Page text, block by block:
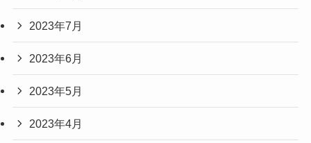
2023年7月
2023年6月
2023年5月
2023年4月